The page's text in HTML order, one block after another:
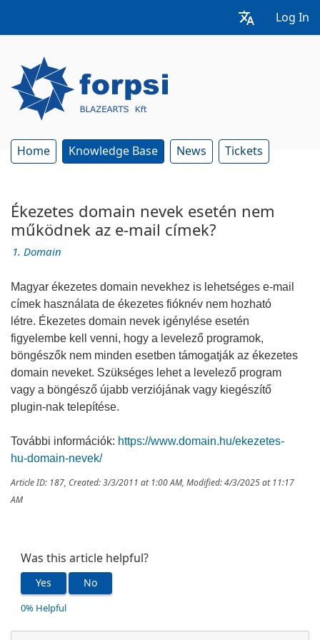
Log In
Home Knowledge Base News Tickets
Ékezetes domain nevek esetén nem
működnek az e-mail címek?
1. Domain
Magyar ékezetes domain nevekhez is lehetséges e-mail
címek használata de ékezetes fióknév nem hozható
létre. Ékezetes domain nevek igénylése esetén
figyelembe kell venni, hogy a levelező programok,
böngészők nem minden esetben támogatják az ékezetes
domain neveket. Szükséges lehet a levelező program
vagy a böngésző újabb verziójának vagy kiegészítő
plugin-nak telepítése.
További információk: https://www.domain.hu/ekezetes-
hu-domain-nevek/
Article ID: 187, Created: 3/3/2011 at 1:00 AM, Modified: 4/3/2025 at 11:17
AM
Was this article helpful?
Yes No
0% Helpful